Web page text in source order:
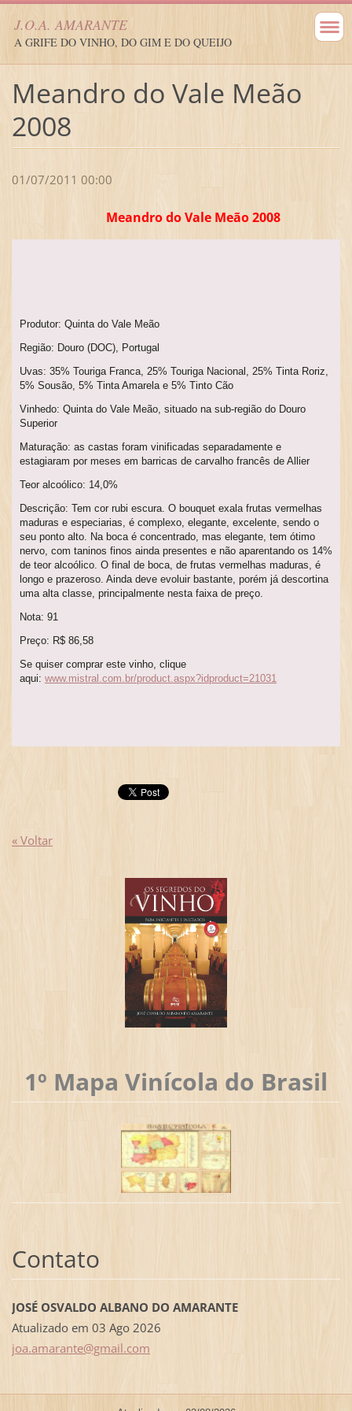
J.O.A. AMARANTE
A GRIFE DO VINHO, DO GIM E DO QUEIJO
Meandro do Vale Meão
2008
01/07/2011 00:00
Meandro do Vale Meão 2008
Produtor: Quinta do Vale Meão
Região: Douro (DOC), Portugal
Uvas: 35% Touriga Franca, 25% Touriga Nacional, 25% Tinta Roriz,
5% Sousão, 5% Tinta Amarela e 5% Tinto Cão
Vinhedo: Quinta do Vale Meão, situado na sub-região do Douro
Superior
Maturação: as castas foram vinificadas separadamente e
estagiaram por meses em barricas de carvalho francês de Allier
Teor alcoólico: 14,0%
Descrição: Tem cor rubi escura. O bouquet exala frutas vermelhas
maduras e especiarias, é complexo, elegante, excelente, sendo o
seu ponto alto. Na boca é concentrado, mas elegante, tem ótimo
nervo, com taninos finos ainda presentes e não aparentando os 14%
de teor alcoólico. O final de boca, de frutas vermelhas maduras, é
longo e prazeroso. Ainda deve evoluir bastante, porém já descortina
uma alta classe, principalmente nesta faixa de preço.
Nota: 91
Preço: R$ 86,58
Se quiser comprar este vinho, clique
aqui: www.mistral.com.br/product.aspx?idproduct=21031
« Voltar
1º Mapa Vinícola do Brasil
Contato
JOSÉ OSVALDO ALBANO DO AMARANTE
Atualizado em 03 Ago 2026
joa.amarante@gmail.com